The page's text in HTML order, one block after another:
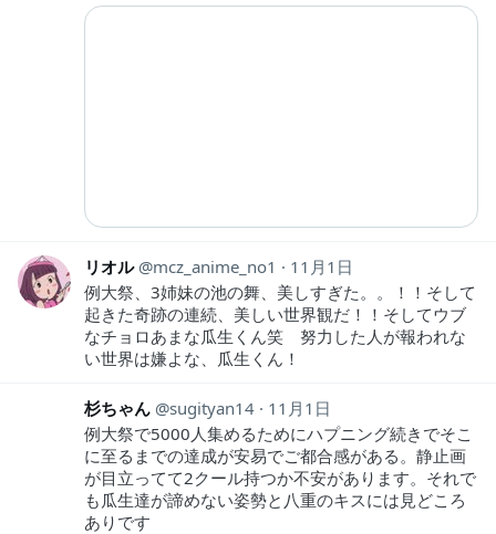
リオル mcz_anime_no1
11月1日
例大祭、3姉妹の池の舞、美しすぎた。。！！そして
起きた奇跡の連続、美しい世界観だ！！そしてウブ
なチョロあまな瓜生くん笑 努力した人が報われな
い世界は嫌よな、瓜生くん！
杉ちゃん sugityan14
11月1日
例大祭で5000人集めるためにハプニング続きでそこ
に至るまでの達成が安易でご都合感がある。静止画
が目立ってて2クール持つか不安があります。それで
も瓜生達が諦めない姿勢と八重のキスには見どころ
ありです